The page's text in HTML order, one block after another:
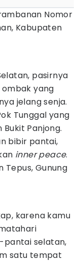
Nomor
Kabupaten
pasirnya
yang
jelang senja.
Tunggal yang
Panjong.
bibir pantai,
inner peace.
Tepus, Gunung
karena kamu
pantai selatan,
satu tempat